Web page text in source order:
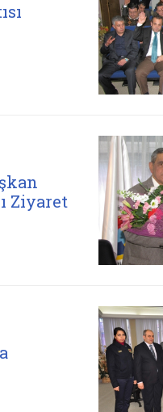
Ziyaret